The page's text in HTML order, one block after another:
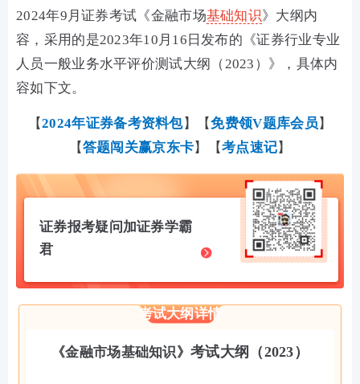
2024年9月证券考试《金融市场基础知识》大纲内
容 ， 采用的是2023年10月16日发布的 《证券行业专业
人员一般业务水平评价测试大纲（2023）》，具体内
容如下文。
【2024年证券备考资料包】【免费领V题库会员 】
【答题闯关赢京东卡】【考点速记】
证券报考疑问加证券学霸
君
考试大纲详情
《金融市场基础知识》 考试大纲（2023）